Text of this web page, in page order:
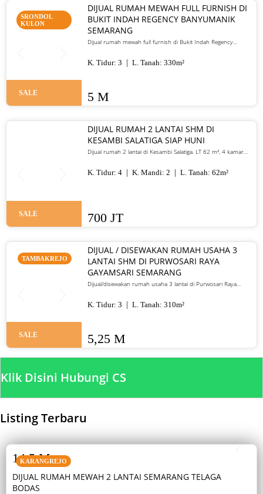
SRONDOL
KULON
SALE
DIJUAL RUMAH MEWAH FULL FURNISH DI
BUKIT INDAH REGENCY BANYUMANIK
SEMARANG
Dijual rumah mewah full furnish di Bukit Indah Regency
premium. Harga 5 M nego
K. Tidur: 3 L. Tanah: 330m²
5 M
SALE
DIJUAL RUMAH 2 LANTAI SHM DI
KESAMBI SALATIGA SIAP HUNI
Dijual rumah 2 lantai di Kesambi Salatiga. LT 62 m², 4 kamar
K. Tidur: 4 K. Mandi: 2 L. Tanah: 62m²
700 JT
TAMBAKREJO
SALE
DIJUAL / DISEWAKAN RUMAH USAHA 3
LANTAI SHM DI PURWOSARI RAYA
GAYAMSARI SEMARANG
Dijual/disewakan rumah usaha 3 lantai di Purwosari Raya
utama. Jual 5,25 M / sewa 135 juta per tahun.
K. Tidur: 3 L. Tanah: 310m²
5,25 M
Klik Disini Hubungi CS
Listing Terbaru
KARANGREJO
DIJUAL RUMAH MEWAH 2 LANTAI SEMARANG TELAGA
BODAS
14,5 M